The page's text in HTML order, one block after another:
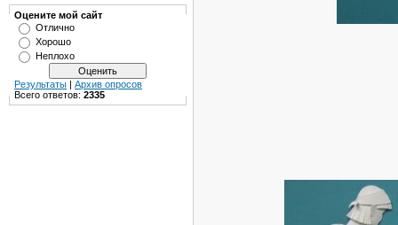
Оцените мой сайт
Отлично
Хорошо
Неплохо
Результаты | Архив опросов
Всего ответов: 2335